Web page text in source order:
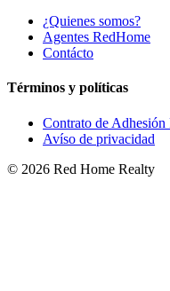
¿Quienes somos?
Agentes RedHome
Contácto
Términos y políticas
Contrato de
Avíso de privacidad
© 2026 Red Home Realty